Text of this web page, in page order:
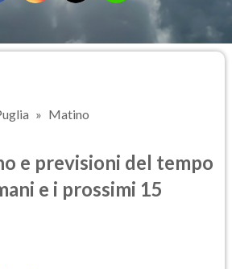
Matino
e previsioni del tempo
e i prossimi 15